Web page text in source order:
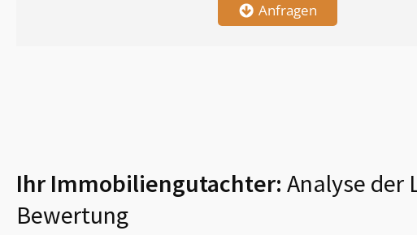
Anfragen
Ihr Immobiliengutachter: Analyse der
Bewertung